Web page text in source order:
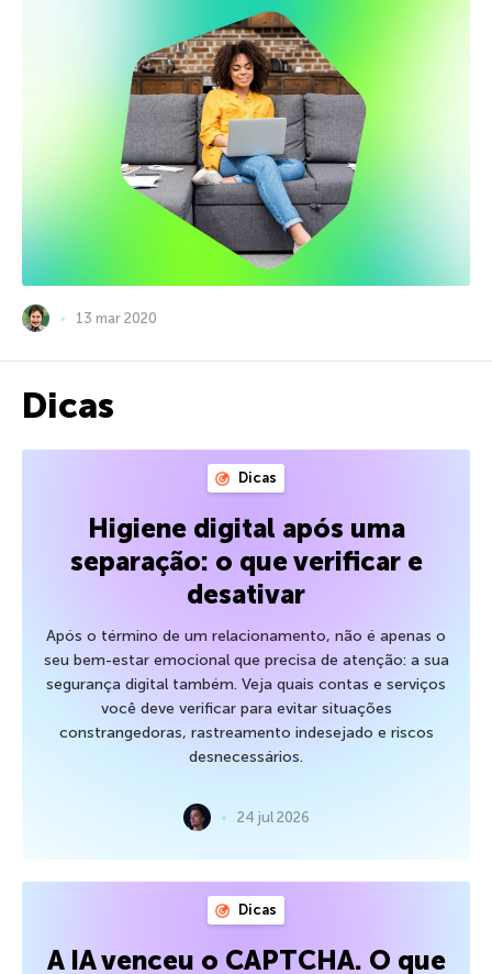
13 mar 2020
Dicas
Dicas
Higiene digital após uma
separação: o que verificar e
desativar
Após o término de um relacionamento, não é apenas o
seu bem-estar emocional que precisa de atenção: a sua
segurança digital também. Veja quais contas e serviços
você deve verificar para evitar situações
constrangedoras, rastreamento indesejado e riscos
desnecessários.
24 jul 2026
Dicas
A IA venceu o CAPTCHA. O que